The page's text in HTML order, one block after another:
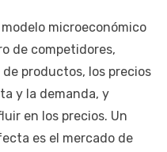
microeconómico
de competidores,
productos, los precios
y la demanda, y
en los precios. Un
es el mercado de